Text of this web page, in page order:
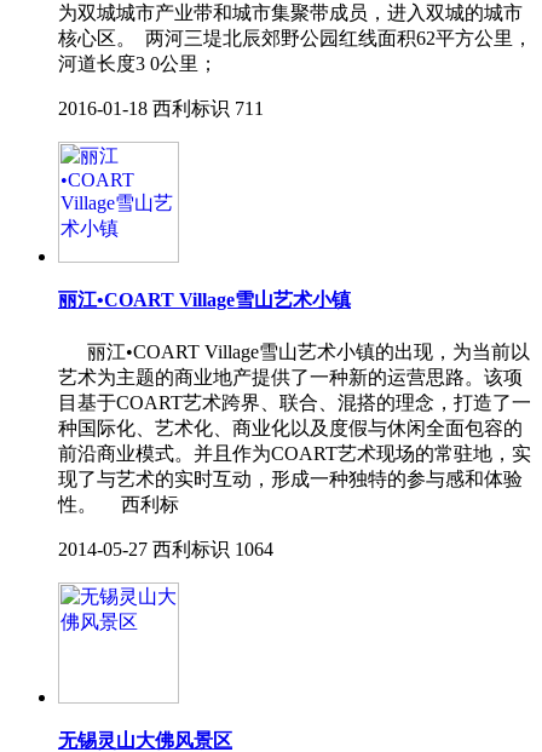
为双城城市产业带和城市集聚带成员，进入双城的城市
核心区。 两河三堤北辰郊野公园红线面积62平方公里，
河道长度3 0公里；
2016-01-18 西利标识 711
丽江•COART Village雪山艺术小镇
丽江•COART Village雪山艺术小镇的出现，为当前以
艺术为主题的商业地产提供了一种新的运营思路。该项
目基于COART艺术跨界、联合、混搭的理念，打造了一
种国际化、艺术化、商业化以及度假与休闲全面包容的
前沿商业模式。并且作为COART艺术现场的常驻地，实
现了与艺术的实时互动，形成一种独特的参与感和体验
性。 西利标
2014-05-27 西利标识 1064
无锡灵山大佛风景区